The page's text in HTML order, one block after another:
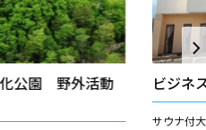
公園 野外活動
ビジネ
サウナ付